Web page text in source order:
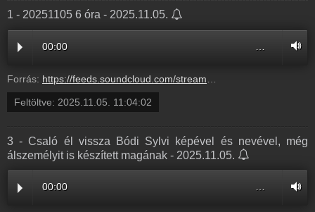
1 - 20251105 6 óra - 2025.11.05.
00:00
Forrás: https://feeds.soundcloud.com/stream/2206847555-balazsek-1-20251105-6-ora-1.mp3
Feltöltve: 2025.11.05. 11:04:02
3 - Csaló él vissza Bódi Sylvi képével és nevével, még
álszemélyit is készített magának - 2025.11.05.
00:00 …